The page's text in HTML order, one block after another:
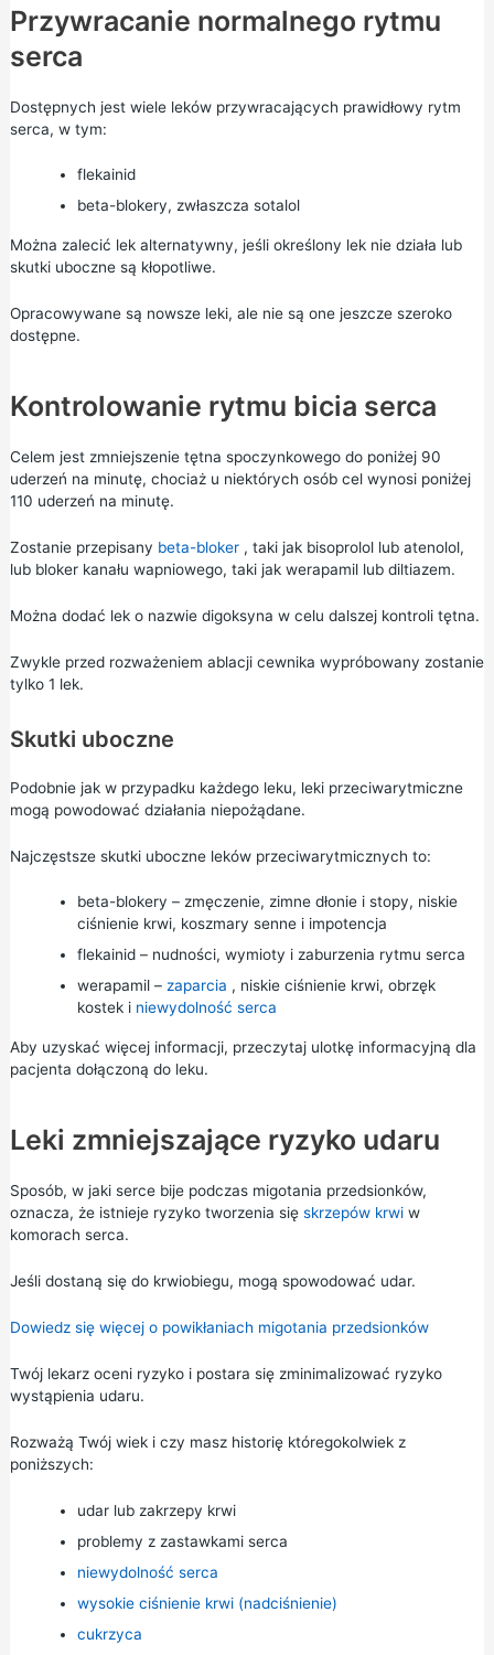
Przywracanie normalnego rytmu
serca
Dostępnych jest wiele leków przywracających prawidłowy rytm
serca, w tym:
flekainid
beta-blokery, zwłaszcza sotalol
Można zalecić lek alternatywny, jeśli określony lek nie działa lub
skutki uboczne są kłopotliwe.
Opracowywane są nowsze leki, ale nie są one jeszcze szeroko
dostępne.
Kontrolowanie rytmu bicia serca
Celem jest zmniejszenie tętna spoczynkowego do poniżej 90
uderzeń na minutę, chociaż u niektórych osób cel wynosi poniżej
110 uderzeń na minutę.
Zostanie przepisany beta-bloker, taki jak bisoprolol lub atenolol,
lub bloker kanału wapniowego, taki jak werapamil lub diltiazem.
Można dodać lek o nazwie digoksyna w celu dalszej kontroli tętna.
Zwykle przed rozważeniem ablacji cewnika wypróbowany zostanie
tylko 1 lek.
Skutki uboczne
Podobnie jak w przypadku każdego leku, leki przeciwarytmiczne
mogą powodować działania niepożądane.
Najczęstsze skutki uboczne leków przeciwarytmicznych to:
beta-blokery – zmęczenie, zimne dłonie i stopy, niskie
ciśnienie krwi, koszmary senne i impotencja
flekainid – nudności, wymioty i zaburzenia rytmu serca
werapamil – zaparcia , niskie ciśnienie krwi, obrzęk
kostek i niewydolność serca
Aby uzyskać więcej informacji, przeczytaj ulotkę informacyjną dla
pacjenta dołączoną do leku.
Leki zmniejszające ryzyko udaru
Sposób, w jaki serce bije podczas migotania przedsionków,
oznacza, że istnieje ryzyko tworzenia się skrzepów krwiw
komorach serca.
Jeśli dostaną się do krwiobiegu, mogą spowodować udar.
Dowiedz się więcej o powikłaniach migotania przedsionków
Twój lekarz oceni ryzyko i postara się zminimalizować ryzyko
wystąpienia udaru.
Rozważą Twój wiek i czy masz historię któregokolwiek z
poniższych:
udar lub zakrzepy krwi
problemy z zastawkami serca
niewydolność serca
wysokie ciśnienie krwi (nadciśnienie)
cukrzyca